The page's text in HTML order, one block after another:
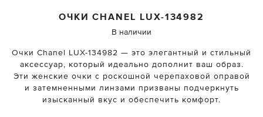
ОЧКИCHANEL LUX-134982
В наличии
Очки Chanel LUX-134982 — это элегантный и стильный
аксессуар, который идеально дополнит ваш образ.
Эти женские очки с роскошной черепаховой оправой
и затемненными линзами призваны подчеркнуть
изысканный вкус и обеспечить комфорт.